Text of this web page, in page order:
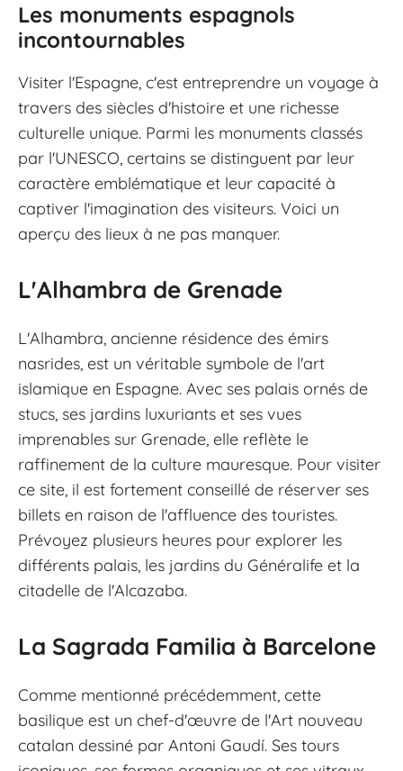
Les monuments espagnols
incontournables
Visiter l'Espagne, c'est entreprendre un voyage à
travers des siècles d'histoire et une richesse
culturelle unique. Parmi les monuments classés
par l'UNESCO, certains se distinguent par leur
caractère emblématique et leur capacité à
captiver l'imagination des visiteurs. Voici un
aperçu des lieux à ne pas manquer.
L'Alhambra de Grenade
L'Alhambra, ancienne résidence des émirs
nasrides, est un véritable symbole de l'art
islamique en Espagne. Avec ses palais ornés de
stucs, ses jardins luxuriants et ses vues
imprenables sur Grenade, elle reflète le
raffinement de la culture mauresque. Pour visiter
ce site, il est fortement conseillé de réserver ses
billets en raison de l'affluence des touristes.
Prévoyez plusieurs heures pour explorer les
différents palais, les jardins du Généralife et la
citadelle de l'Alcazaba.
La Sagrada Familia à Barcelone
Comme mentionné précédemment, cette
basilique est un chef-d'œuvre de l'Art nouveau
catalan dessiné par Antoni Gaudí. Ses tours